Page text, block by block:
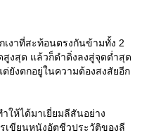
งาที่สะท้อนตรงกันข้ามทั้ง 2
งสุด แล้วก็ดำดิ่งลงสู่จุดต่ำสุด
ยังตกอยู่ในความต้องสงสัยอีก
ให้ได้มาเยี่ยมลีสันอย่าง
เขียนหนังอัตชีวประวัติของลี